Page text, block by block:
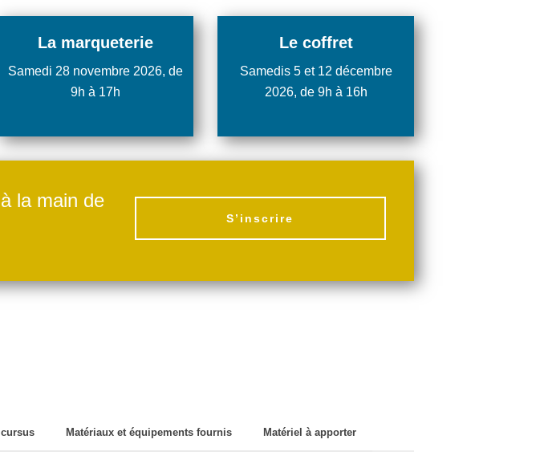
La marqueterie
Samedi 28 novembre 2026, de
9h à 17h
Le coffret
Samedis 5 et 12 décembre
2026, de 9h à 16h
la main de
S’inscrire
Matériaux et équipements fournis Matériel à apporter